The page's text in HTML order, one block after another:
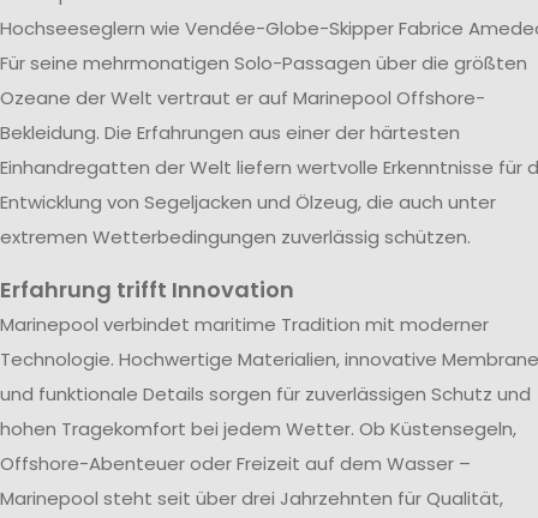
Hochseeseglern wie Vendée-Globe-Skipper Fabrice
Für seine mehrmonatigen Solo-Passagen über die größten
Ozeane der Welt vertraut er auf Marinepool Offshore-
Bekleidung. Die Erfahrungen aus einer der härtesten
Einhandregatten der Welt liefern wertvolle Erkenntnisse für
Entwicklung von Segeljacken und Ölzeug, die auch unter
extremen Wetterbedingungen zuverlässig schützen.
Erfahrung trifft Innovation
Marinepool verbindet maritime Tradition mit moderner
Technologie. Hochwertige Materialien, innovative
und funktionale Details sorgen für zuverlässigen Schutz und
hohen Tragekomfort bei jedem Wetter. Ob Küstensegeln,
Offshore-Abenteuer oder Freizeit auf dem Wasser –
Marinepool steht seit über drei Jahrzehnten für Qualität,